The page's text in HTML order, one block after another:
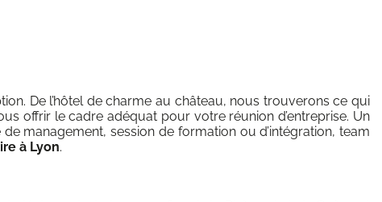
De l’hôtel de charme au château, nous trouverons ce qui
offrir le cadre adéquat pour votre réunion d’entreprise. Un
management, session de formation ou d’intégration, team
à Lyon.